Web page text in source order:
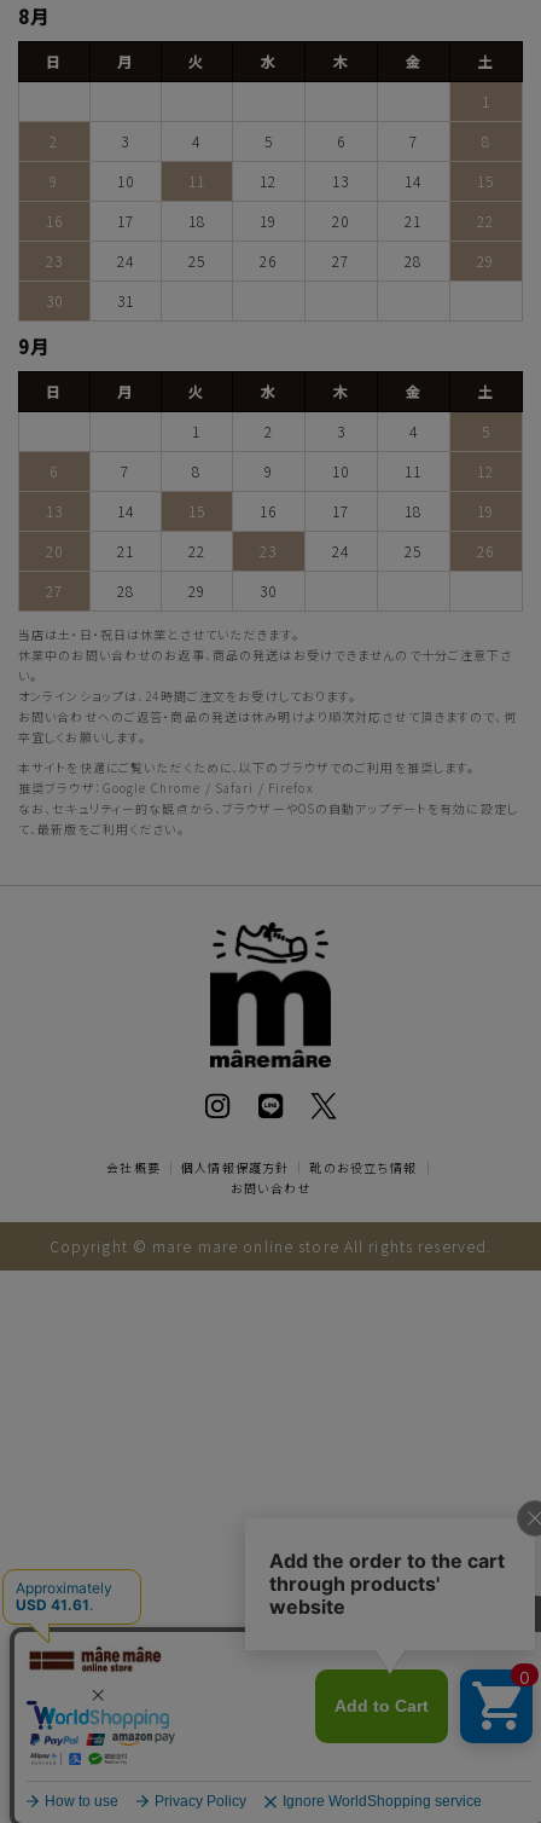
8月
日 月 火 水 木 金
土
1
2
3 4 5 6 7
8
9
10 11 12 13 14
15
16
17 18 19 20 21
22
23
24 25 26 27 28
29
30
31
9月
日 月 火 水 木 金
土
1
2 3 4
5
6
7 8 9 10 11
12
13
14 15 16 17 18
19
20
21 22 23 24 25
26
27
28 29 30
当店は土・日・祝日は休業とさせていただきます。
休業中のお問い合わせのお返事、商品の発送はお受けできませんので十分ご注意下さ
い。
オンラインショップは、24時間ご注文をお受けしております。
お問い合わせへのご返答・商品の発送は休み明けより順次対応させて頂きますので、何
卒宜しくお願いします。
本サイトを快適にご覧いただくために、以下のブラウザでのご利用を推奨します。
推奨ブラウザ：Google Chrome / Safari / Firefox
なお、セキュリティー的な観点から、ブラウザーやOSの自動アップデートを有効に設定し
て、最新版をご利用ください。
会社概要 ｜個人情報保護方針 ｜靴のお役立ち情報
｜
お問い合わせ
Copyright © mare mare online store All rights reserved.